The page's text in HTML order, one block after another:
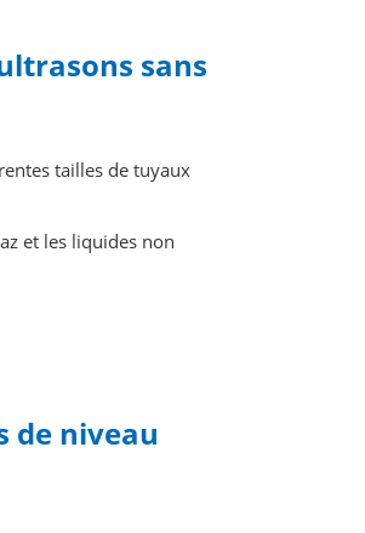
sans
tailles de tuyaux
et les liquides non
de niveau